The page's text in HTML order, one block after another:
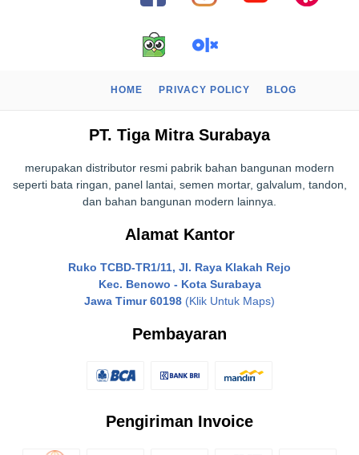
HOME PRIVACY POLICY BLOG
PT. Tiga Mitra Surabaya
merupakan distributor resmi pabrik bahan bangunan modern
seperti bata ringan, panel lantai, semen mortar, galvalum, tandon,
dan bahan bangunan modern lainnya.
Alamat Kantor
Ruko TCBD-TR1/11, Jl. Raya Klakah Rejo
Kec. Benowo - Kota Surabaya
Jawa Timur 60198 (Klik Untuk Maps)
Pembayaran
Pengiriman Invoice